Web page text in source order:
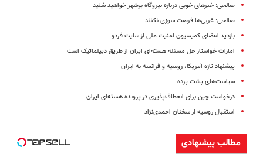
صالحی: خبرهای خوبی درباره نیروگاه بوشهر خواهید شنید
صالحی: غربی‌ها فرصت سوزی نکنند
بازدید اعضای کمیسیون امنیت ملی از سایت فردو
امارات خواستار حل مسئله هسته‌ای ایران از طریق دیپلماتیک است
پیشنهاد تازه آمریکا، روسیه و فرانسه به ایران
سیاست‌های پشت پرده
درخواست چین برای انعطاف‌پذیری در پرونده هسته‌ای ایران
استقبال روسیه از سخنان احمدی‌نژاد
مطالب پیشنهادی